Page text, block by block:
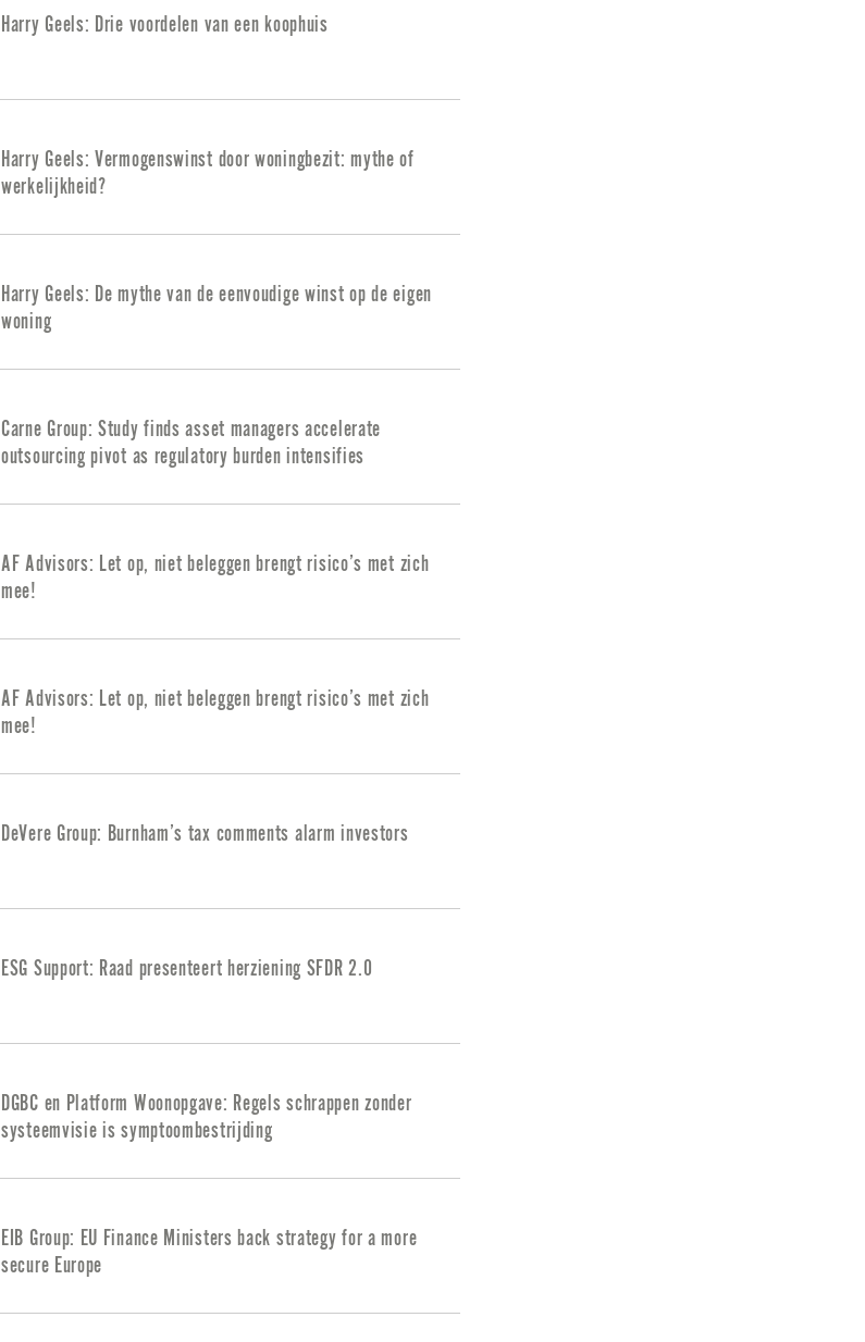
Harry Geels: Drie voordelen van een koophuis
Harry Geels: Vermogenswinst door woningbezit: mythe of
werkelijkheid?
Harry Geels: De mythe van de eenvoudige winst op de eigen
woning
Carne Group: Study finds asset managers accelerate
outsourcing pivot as regulatory burden intensifies
AF Advisors: Let op, niet beleggen brengt risico’s met zich
mee!
AF Advisors: Let op, niet beleggen brengt risico’s met zich
mee!
DeVere Group: Burnham’s tax comments alarm investors
ESG Support: Raad presenteert herziening SFDR 2.0
DGBC en Platform Woonopgave: Regels schrappen zonder
systeemvisie is symptoombestrijding
EIB Group: EU Finance Ministers back strategy for a more
secure Europe